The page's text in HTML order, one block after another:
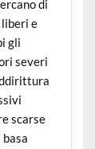
di
e
gli
severi
scarse